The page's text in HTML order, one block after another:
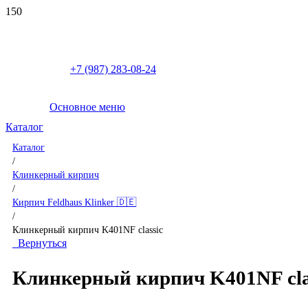
+7 (987) 283-08-24
Основное меню
Каталог
Каталог
/
Клинкерный кирпич
/
Кирпич Feldhaus Klinker 🇩🇪
/
Клинкерный кирпич K401NF classic
Вернуться
Клинкерный кирпич K401NF